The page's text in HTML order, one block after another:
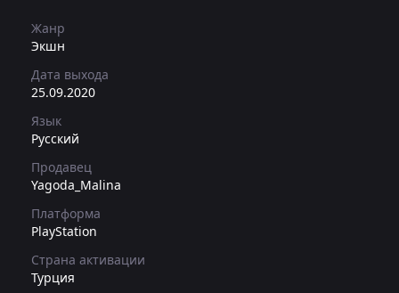
Жанр
Экшн
Дата выхода
25.09.2020
Язык
Русский
Продавец
Yagoda_Malina
Платформа
PlayStation
Страна активации
Турция